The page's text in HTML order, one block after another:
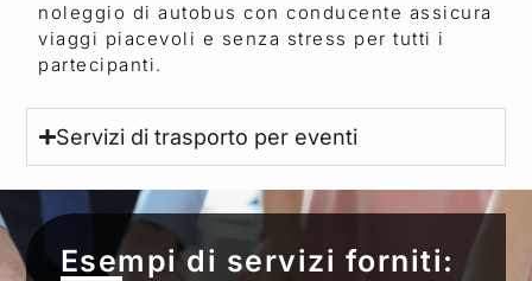
noleggio di autobus con conducente assicura
viaggi piacevoli e senza stress per tutti i
partecipanti.
Servizi di trasporto per eventi
Esempi di servizi forniti: